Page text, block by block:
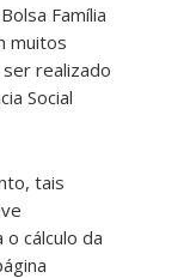
Família
muitos
realizado
Social
tais
cálculo da